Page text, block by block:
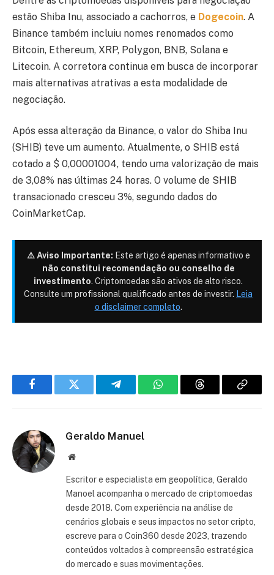
estão Shiba Inu, associado a cachorros, e Dogecoin. A
Binance também incluiu nomes renomados como
Bitcoin, Ethereum, XRP, Polygon, BNB, Solana e
Litecoin. A corretora continua em busca de incorporar
mais alternativas atrativas a esta modalidade de
negociação.
Após essa alteração da Binance, o valor do Shiba Inu
(SHIB) teve um aumento. Atualmente, o SHIB está
cotado a $ 0,00001004, tendo uma valorização de mais
de 3,08% nas últimas 24 horas. O volume de SHIB
transacionado cresceu 3%, segundo dados do
CoinMarketCap.
⚠️ Aviso Importante: Este artigo é apenas informativo e
não constitui recomendação ou conselho de
investimento. Criptomoedas são ativos de alto risco.
Consulte um profissional qualificado antes de investir. Leia
o disclaimer completo.
FacebookTwitter TelegramWhatsAppThreads Copiar
Geraldo Manuel
Site
Escritor e especialista em geopolítica, Geraldo
Manoel acompanha o mercado de criptomoedas
desde 2018. Com experiência na análise de
cenários globais e seus impactos no setor cripto,
escreve para o Coin360 desde 2023, trazendo
conteúdos voltados à compreensão estratégica
do mercado e suas movimentações.